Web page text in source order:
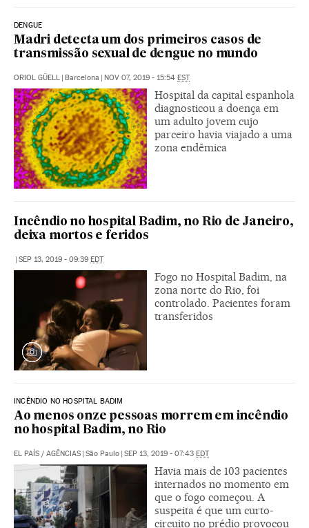
DENGUE
Madri detecta um dos primeiros casos de
transmissão sexual de dengue no mundo
ORIOL GÜELL | Barcelona | NOV 07, 2019 - 15:54 EST
Hospital da capital espanhola
diagnosticou a doença em
um adulto jovem cujo
parceiro havia viajado a uma
zona endêmica
Incêndio no hospital Badim, no Rio de Janeiro,
deixa mortos e feridos
| SEP 13, 2019 - 09:39 EDT
Fogo no Hospital Badim, na
zona norte do Rio, foi
controlado. Pacientes foram
transferidos
INCÊNDIO NO HOSPITAL BADIM
Ao menos onze pessoas morrem em incêndio
no hospital Badim, no Rio
EL PAÍS / AGÊNCIAS | São Paulo | SEP 13, 2019 - 07:43 EDT
Havia mais de 103 pacientes
internados no momento em
que o fogo começou. A
suspeita é que um curto-
circuito no prédio provocou